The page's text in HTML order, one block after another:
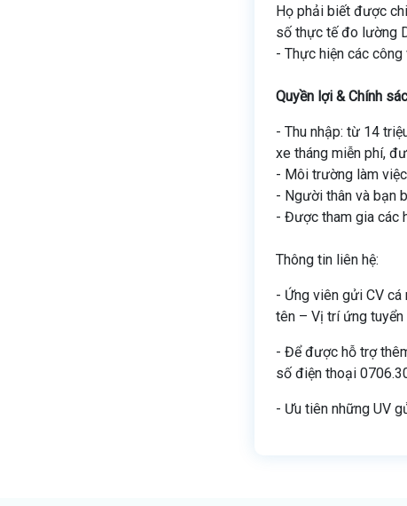
Họ phải biết được
số thực tế đo lường
- Thực hiện các
Quyền lợi & Chính
- Thu nhập: từ 14
xe tháng miễn phí,
- Môi trường làm
- Người thân và bạn
- Được tham gia các
Thông tin liên hệ:
- Ứng viên gửi CV
tên – Vị trí ứng tuyển
- Để được hỗ trợ
số điện thoại
- Ưu tiên những UV